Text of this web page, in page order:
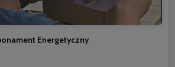
Energetyczny